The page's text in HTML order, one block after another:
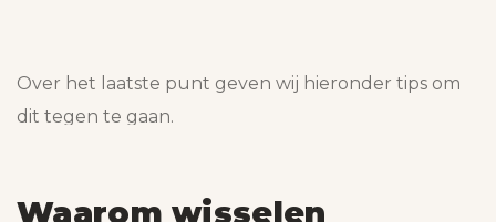
Over het laatste punt geven wij hieronder tips om
dit tegen te gaan.
Waarom wisselen